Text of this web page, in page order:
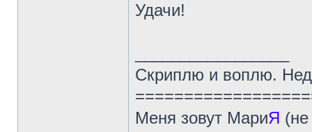
Удачи!
Скриплю и воплю.
Меня зовут МариЯ